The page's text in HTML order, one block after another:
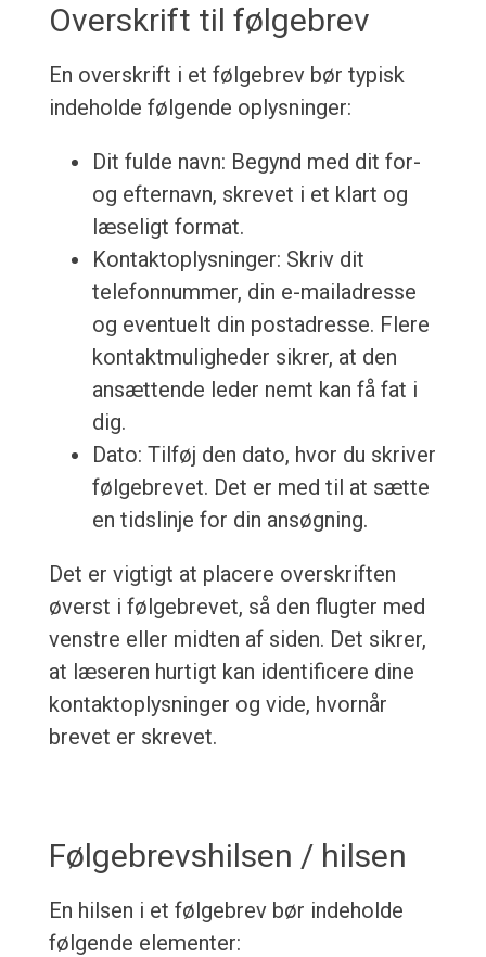
Overskrift til følgebrev
En overskrift i et følgebrev bør typisk
indeholde følgende oplysninger:
Dit fulde navn: Begynd med dit for-
og efternavn, skrevet i et klart og
læseligt format.
Kontaktoplysninger: Skriv dit
telefonnummer, din e-mailadresse
og eventuelt din postadresse. Flere
kontaktmuligheder sikrer, at den
ansættende leder nemt kan få fat i
dig.
Dato: Tilføj den dato, hvor du skriver
følgebrevet. Det er med til at sætte
en tidslinje for din ansøgning.
Det er vigtigt at placere overskriften
øverst i følgebrevet, så den flugter med
venstre eller midten af siden. Det sikrer,
at læseren hurtigt kan identificere dine
kontaktoplysninger og vide, hvornår
brevet er skrevet.
Følgebrevshilsen / hilsen
En hilsen i et følgebrev bør indeholde
følgende elementer: